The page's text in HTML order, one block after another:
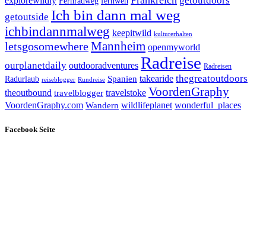
getoutside Ich bin dann mal weg
ichbindannmalweg keepitwild kulturerhalten
letsgosomewhereMannheim openmyworld
ourplanetdaily outdooradventures Radreise Radreisen
Radurlaub reiseblogger Rundreise Spanien takearide thegreatoutdoors
theoutbound travelblogger travelstoke VoordenGraphy
VoordenGraphy.com Wandern wildlifeplanet wonderful_places
Facebook Seite